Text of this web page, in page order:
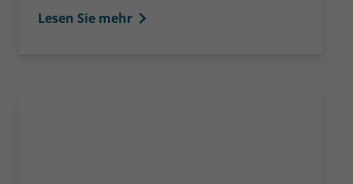
Lesen Sie mehr